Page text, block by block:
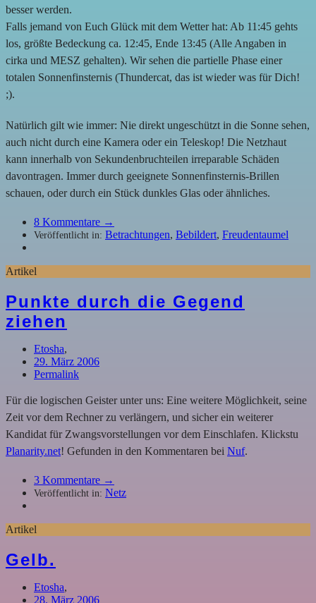
besser werden.
Falls jemand von Euch Glück mit dem Wetter hat: Ab 11:45 gehts
los, größte Bedeckung ca. 12:45, Ende 13:45 (Alle Angaben in
cirka und MESZ gehalten). Wir sehen die partielle Phase einer
totalen Sonnenfinsternis (Thundercat, das ist wieder was für Dich!
;).
Natürlich gilt wie immer: Nie direkt ungeschützt in die Sonne sehen,
auch nicht durch eine Kamera oder ein Teleskop! Die Netzhaut
kann innerhalb von Sekundenbruchteilen irreparable Schäden
davontragen. Immer durch geeignete Sonnenfinsternis-Brillen
schauen, oder durch ein Stück dunkles Glas oder ähnliches.
8 Kommentare →
Veröffentlicht in: Betrachtungen, Bebildert, Freudentaumel
Artikel
Punkte durch die Gegend
ziehen
Etosha,
29. März 2006
Permalink
Für die logischen Geister unter uns: Eine weitere Möglichkeit, seine
Zeit vor dem Rechner zu verlängern, und sicher ein weiterer
Kandidat für Zwangsvorstellungen vor dem Einschlafen. Klickstu
Planarity.net! Gefunden in den Kommentaren bei Nuf.
3 Kommentare →
Veröffentlicht in: Netz
Artikel
Gelb.
Etosha,
28. März 2006